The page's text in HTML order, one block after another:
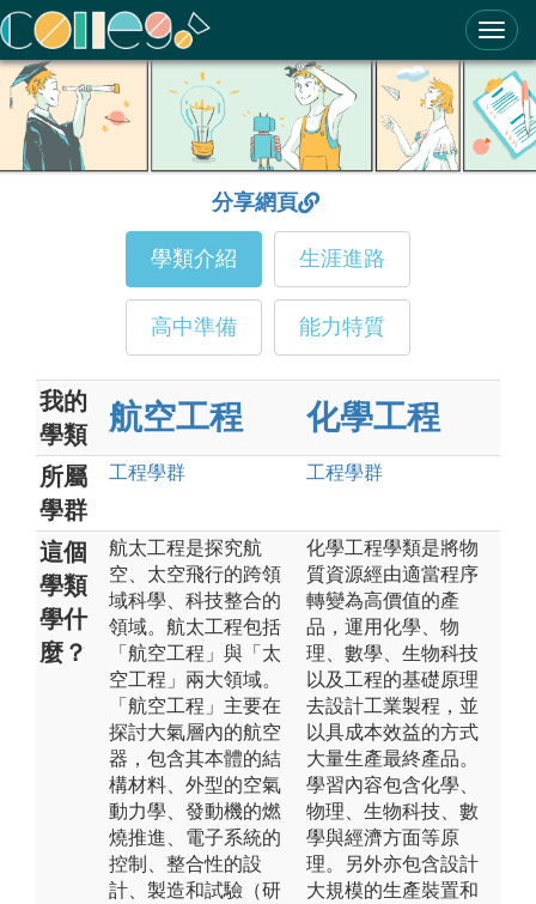
ColleGo! 大學選才與高中育才輔助系統
分享網頁
學類介紹 生涯進路
高中準備 能力特質
我的
學類
航空工程 化學工程
所屬
學群
工程學群 工程學群
這個
學類
學什
麼？
航太工程是探究航
空、太空飛行的跨領
域科學、科技整合的
領域。航太工程包括
「航空工程」與「太
空工程」兩大領域。
「航空工程」主要在
探討大氣層內的航空
器，包含其本體的結
構材料、外型的空氣
動力學、發動機的燃
燒推進、電子系統的
控制、整合性的設
計、製造和試驗（研
化學工程學類是將物
質資源經由適當程序
轉變為高價值的產
品，運用化學、物
理、數學、生物科技
以及工程的基礎原理
去設計工業製程，並
以具成本效益的方式
大量生產最終產品。
學習內容包含化學、
物理、生物科技、數
學與經濟方面等原
理。另外亦包含設計
大規模的生產裝置和